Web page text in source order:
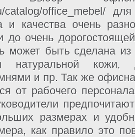
catalog/office_mebel/
и качества очень
до очень
может быть сделана из
натуральной кожи,
и пр. Так же
от рабочего
размерах и
как правило это